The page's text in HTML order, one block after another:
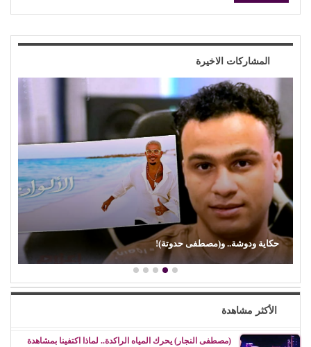
المشاركات الاخيرة
حكاية ودوشة.. و(مصطفى حدوتة)!
الأكثر مشاهدة
(مصطفى النجار) يحرك المياه الراكدة.. لماذا اكتفينا بمشاهدة